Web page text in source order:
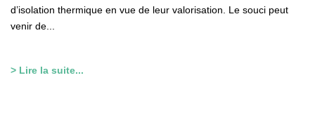
d’isolation thermique en vue de leur valorisation. Le souci peut
venir de...
> Lire la suite...